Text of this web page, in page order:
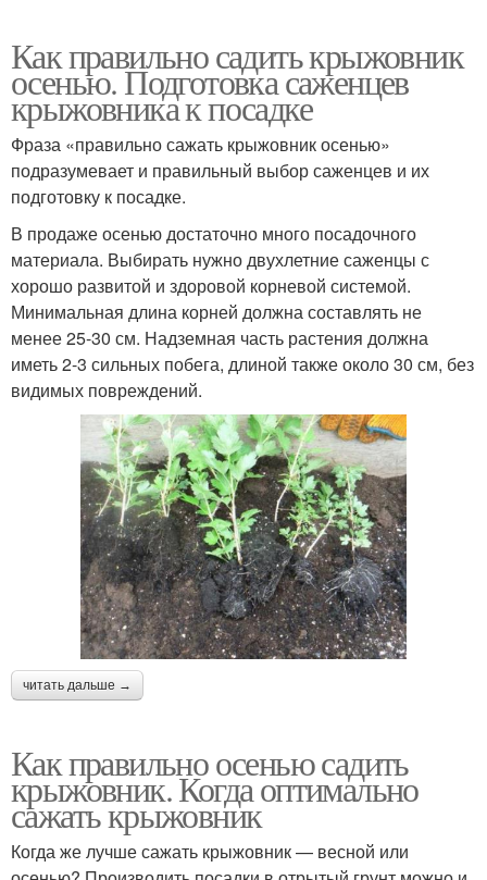
Как правильно садить крыжовник
осенью. Подготовка саженцев
крыжовника к посадке
Фраза «правильно сажать крыжовник осенью»
подразумевает и правильный выбор саженцев и их
подготовку к посадке.
В продаже осенью достаточно много посадочного
материала. Выбирать нужно двухлетние саженцы с
хорошо развитой и здоровой корневой системой.
Минимальная длина корней должна составлять не
менее 25-30 см. Надземная часть растения должна
иметь 2-3 сильных побега, длиной также около 30 см, без
видимых повреждений.
читать дальше →
Как правильно осенью садить
крыжовник. Когда оптимально
сажать крыжовник
Когда же лучше сажать крыжовник — весной или